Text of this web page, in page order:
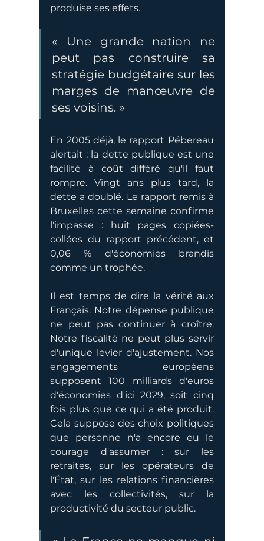
produise ses effets.
« Une grande nation ne
peut pas construire sa
stratégie budgétaire sur les
marges de manœuvre de
ses voisins. »
En 2005 déjà, le rapport Pébereau
alertait : la dette publique est une
facilité à coût différé qu'il faut
rompre. Vingt ans plus tard, la
dette a doublé. Le rapport remis à
Bruxelles cette semaine confirme
l'impasse : huit pages copiées-
collées du rapport précédent, et
0,06 % d'économies brandis
comme un trophée.
Il est temps de dire la vérité aux
Français. Notre dépense publique
ne peut pas continuer à croître.
Notre fiscalité ne peut plus servir
d'unique levier d'ajustement. Nos
engagements européens
supposent 100 milliards d'euros
d'économies d'ici 2029, soit cinq
fois plus que ce qui a été produit.
Cela suppose des choix politiques
que personne n'a encore eu le
courage d'assumer : sur les
retraites, sur les opérateurs de
l'État, sur les relations financières
avec les collectivités, sur la
productivité du secteur public.